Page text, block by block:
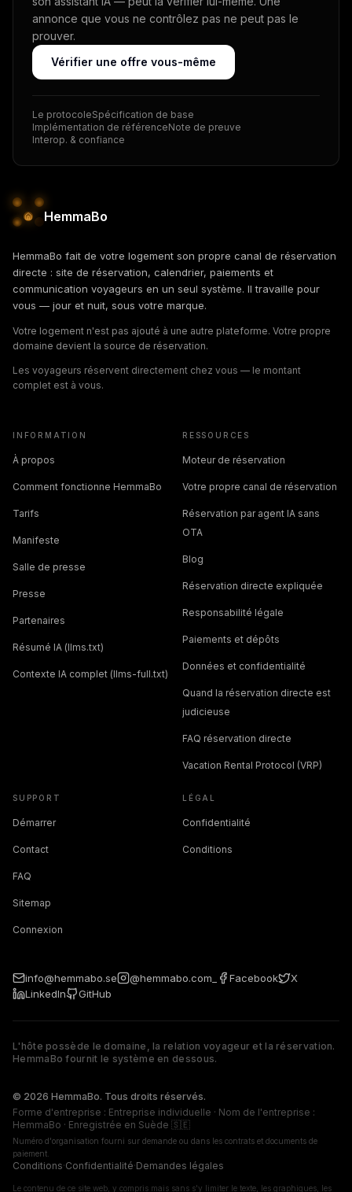
annonce que vous ne contrôlez pas ne peut pas le
prouver.
Vérifier une offre vous-même
Le protocoleSpécification de base
Implémentation de référenceNote de preuve
Interop. & confiance
HemmaBo
HemmaBo fait de votre logement son propre canal de réservation
directe : site de réservation, calendrier, paiements et
communication voyageurs en un seul système. Il travaille pour
vous — jour et nuit, sous votre marque.
Votre logement n'est pas ajouté à une autre plateforme. Votre propre
domaine devient la source de réservation.
Les voyageurs réservent directement chez vous — le montant
complet est à vous.
INFORMATION
À propos
Comment fonctionne HemmaBo
Tarifs
Manifeste
Salle de presse
Presse
Partenaires
Résumé IA (llms.txt)
Contexte IA complet (llms-full.txt)
RESSOURCES
Moteur de réservation
Votre propre canal de réservation
Réservation par agent IA sans
OTA
Blog
Réservation directe expliquée
Responsabilité légale
Paiements et dépôts
Données et confidentialité
Quand la réservation directe est
judicieuse
FAQ réservation directe
Vacation Rental Protocol (VRP)
SUPPORT
Démarrer
Contact
FAQ
Sitemap
Connexion
LÉGAL
Confidentialité
Conditions
info@hemmabo.se @hemmabo.com_ Facebook
X
LinkedIn
GitHub
L'hôte possède le domaine, la relation voyageur et la réservation.
HemmaBo fournit le système en dessous.
© 2026 HemmaBo. Tous droits réservés.
Forme d'entreprise : Entreprise individuelle · Nom de l'entreprise :
HemmaBo · Enregistrée en Suède 🇸🇪
Numéro d'organisation fourni sur demande ou dans les contrats et documents de
paiement.
Conditions·Confidentialité·Demandes légales
Le contenu de ce site web, y compris mais sans s'y limiter le texte, les graphiques, les